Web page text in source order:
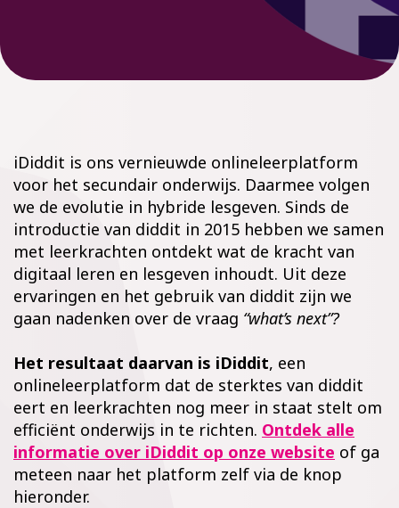
iDiddit is ons vernieuwde onlineleerplatform
voor het secundair onderwijs. Daarmee volgen
we de evolutie in hybride lesgeven. Sinds de
introductie van diddit in 2015 hebben we samen
met leerkrachten ontdekt wat de kracht van
digitaal leren en lesgeven inhoudt. Uit deze
ervaringen en het gebruik van diddit zijn we
gaan nadenken over de vraag “what’s next”?
Het resultaat daarvan is iDiddit, een
onlineleerplatform dat de sterktes van diddit
eert en leerkrachten nog meer in staat stelt om
efficiënt onderwijs in te richten. Ontdek alle
informatie over iDiddit op onze website of ga
meteen naar het platform zelf via de knop
hieronder.